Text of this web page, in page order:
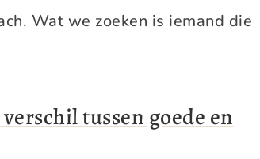
Wat we zoeken is iemand die
tussen goede en